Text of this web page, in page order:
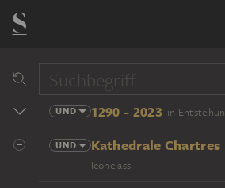
UND 1290 - 2023 in
UND Kathedrale
Iconclass